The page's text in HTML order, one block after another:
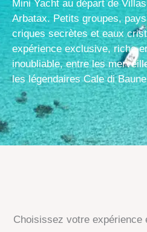
Mini Yacht au départ de
Arbatax. Petits groupes,
criques secrètes et eaux
expérience exclusive, riche
inoubliable, entre les
les légendaires Cale di
Choisissez votre expérience